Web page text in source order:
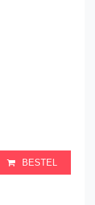
BESTEL